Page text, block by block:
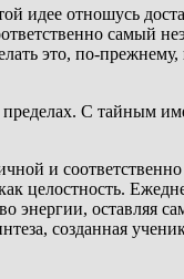
идее отношусь
самый
это, по-
пределах. С тайным
и
целостность.
энергии, оставляя
созданная